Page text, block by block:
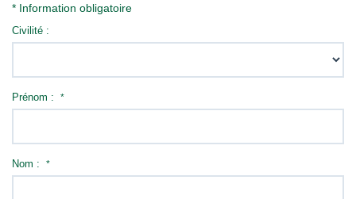
* Information obligatoire
Civilité :
Prénom : *
Nom : *